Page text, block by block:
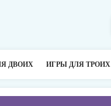
ДВОИХ ИГРЫ ДЛЯ ТРОИХ